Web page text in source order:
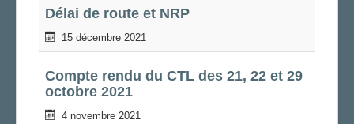
CAP/Recours
LA SECTION
AGENDA
Délai de route et NRP
15 décembre 2021
Compte rendu du CTL des 21, 22 et 29
octobre 2021
4 novembre 2021